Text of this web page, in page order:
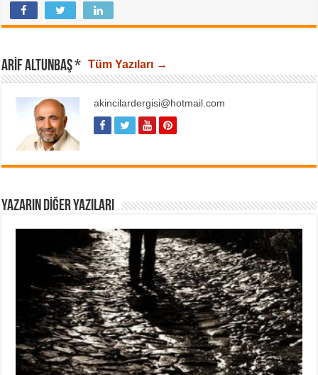
ARIF ALTUNBAŞ * Tüm Yazıları →
akincilardergisi@hotmail.com
YAZARIN DIĞER YAZILARI